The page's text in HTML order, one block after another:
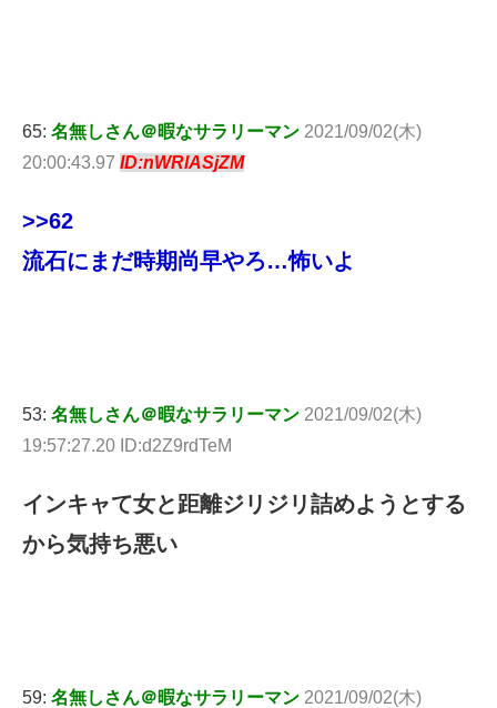
65: 名無しさん＠暇なサラリーマン 2021/09/02(木)
20:00:43.97 ID:nWRlASjZM
>>62
流石にまだ時期尚早やろ…怖いよ
53: 名無しさん＠暇なサラリーマン 2021/09/02(木)
19:57:27.20 ID:d2Z9rdTeM
インキャて女と距離ジリジリ詰めようとする
から気持ち悪い
59: 名無しさん＠暇なサラリーマン 2021/09/02(木)